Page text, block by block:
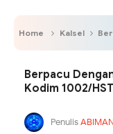
Home Kalsel
Berpacu
Kodim 1002/
Penulis